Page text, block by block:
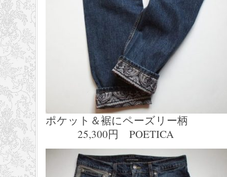
ポケット＆裾にペーズリー柄
25,300円 POETICA